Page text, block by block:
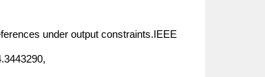
under output constraints.IEEE